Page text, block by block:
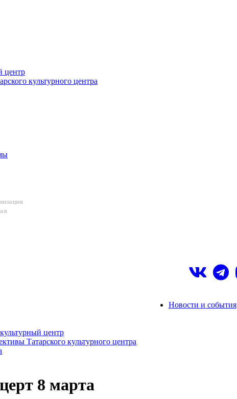
центр
культурного центра
центр
Татарского культурного центра
Новости и события
8 марта